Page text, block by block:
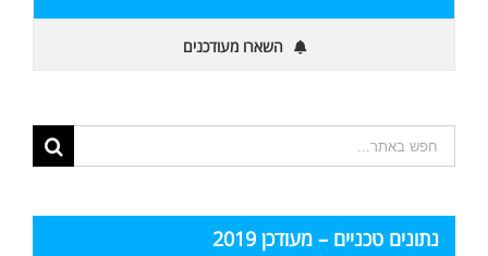
השארו מעודכנים
תוצאות
החיפוש
נתונים טכניים – מעודכן 2019